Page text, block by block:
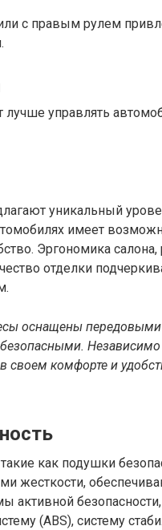
с правым рулем
управлять
уникальный
имеет
Эргономика
отделки
оснащены передовыми
Независимо
комфорте и
как подушки
жесткости,
активной
(ABS), систему